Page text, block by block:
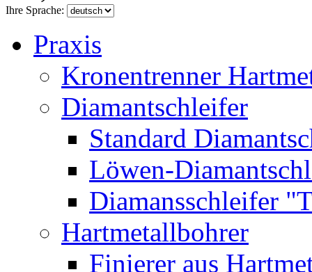
Ihre Sprache:
Praxis
Kronentrenner
Diamantschleifer
Standard
Löwen-
Diamansschleifer
Hartmetallbohrer
Finierer aus